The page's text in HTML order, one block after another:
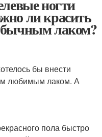
ногти
ли красить
лаком?
бы внести
любимым лаком. А
пола быстро